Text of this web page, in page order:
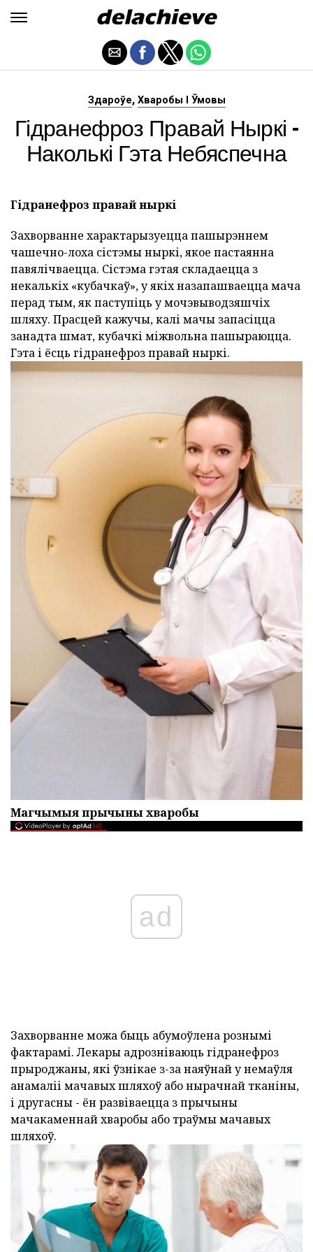
Здароўе, Хваробы І Ўмовы
Гідранефроз Правай Ныркі -
Наколькі Гэта Небяспечна
Гідранефроз правай ныркі
Захворванне характарызуецца пашырэннем
чашечно-лоха сістэмы ныркі, якое пастаянна
павялічваецца. Сістэма гэтая складаецца з
некалькіх «кубачкаў», у якіх назапашваецца мача
перад тым, як паступіць у мочэвыводзяшчіх
шляху. Прасцей кажучы, калі мачы запасіцца
занадта шмат, кубачкі міжвольна пашыраюцца.
Гэта і ёсць гідранефроз правай ныркі.
Магчымыя прычыны хваробы
ad
Захворванне можа быць абумоўлена рознымі
фактарамі. Лекары адрозніваюць гідранефроз
прыроджаны, які ўзнікае з-за наяўнай у немаўля
анамаліі мачавых шляхоў або нырачнай тканіны,
і другасны - ён развіваецца з прычыны
мачакаменнай хваробы або траўмы мачавых
шляхоў.